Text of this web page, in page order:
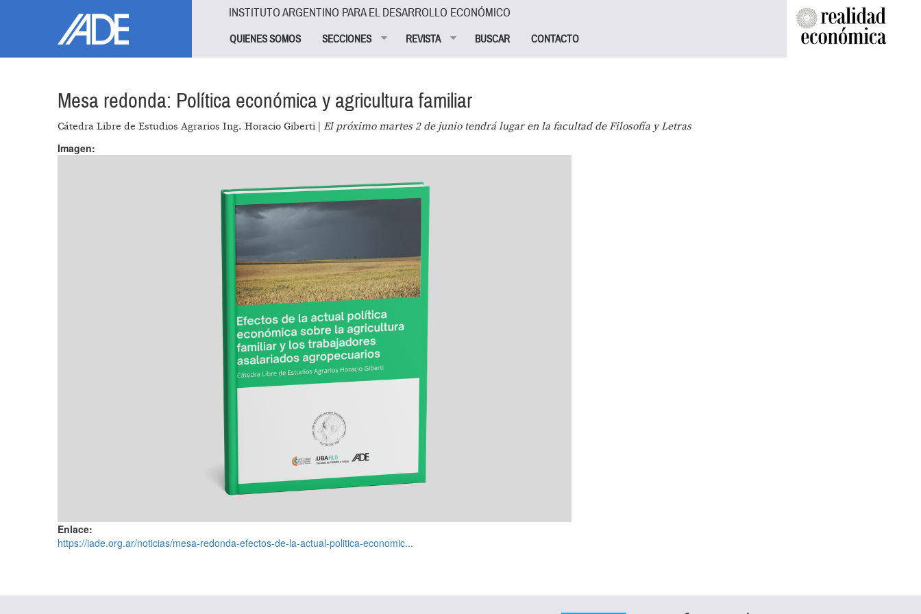
INSTITUTO ARGENTINO PARA EL DESARROLLO ECONÓMICO
QUIENES SOMOS SECCIONES REVISTA BUSCAR CONTACTO
Mesa redonda: Política económica y agricultura familiar
Cátedra Libre de Estudios Agrarios Ing. Horacio Giberti | El próximo martes 2 de junio tendrá lugar en la facultad de Filosofía y Letras
Imagen:
Enlace:
https://iade.org.ar/noticias/mesa-redonda-efectos-de-la-actual-politica-economic...